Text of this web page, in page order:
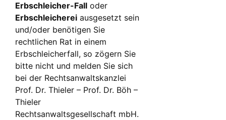
Erbschleicher-Fall oder
Erbschleicherei ausgesetzt sein
und/oder benötigen Sie
rechtlichen Rat in einem
Erbschleicherfall, so zögern Sie
bitte nicht und melden Sie sich
bei der Rechtsanwaltskanzlei
Prof. Dr. Thieler – Prof. Dr. Böh –
Thieler
Rechtsanwaltsgesellschaft mbH.